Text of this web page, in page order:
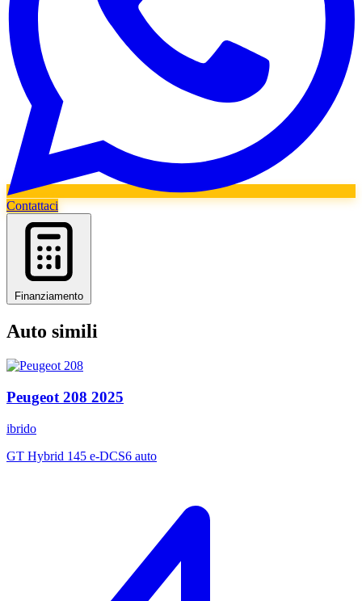
Contattaci
Finanziamento
Auto simili
Peugeot 208 2025
ibrido
GT Hybrid 145 e-DCS6 auto